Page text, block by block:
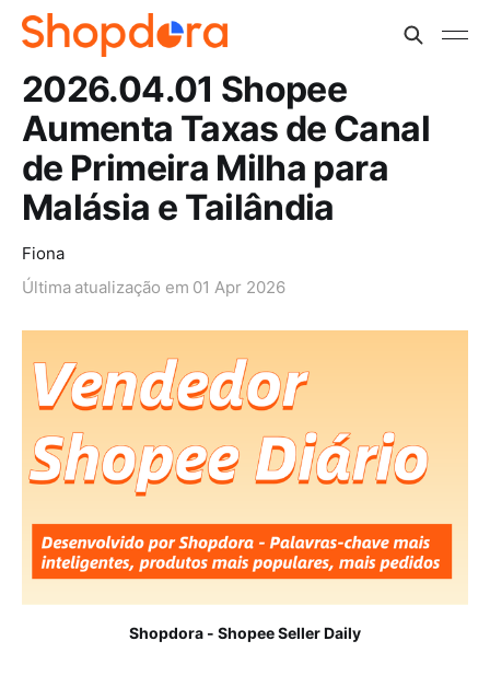
2026.04.01 Shopee
Aumenta Taxas de Canal
de Primeira Milha para
Malásia e Tailândia
Fiona
Última atualização em 01 Apr 2026
Shopdora - Shopee Seller Daily